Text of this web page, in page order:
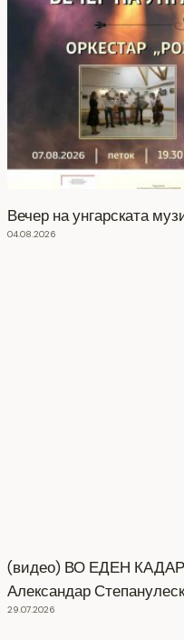
Вечер на унгарската
04.08.2026
(видео) ВО ЕДЕН
Александар
29.07.2026